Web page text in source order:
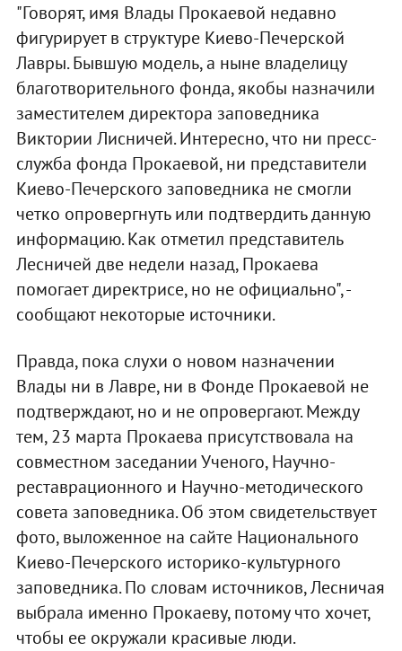
"Говорят, имя Влады Прокаевой недавно
фигурирует в структуре Киево-Печерской
Лавры. Бывшую модель, а ныне владелицу
благотворительного фонда, якобы назначили
заместителем директора заповедника
Виктории Лисничей. Интересно, что ни пресс-
служба фонда Прокаевой, ни представители
Киево-Печерского заповедника не смогли
четко опровергнуть или подтвердить данную
информацию. Как отметил представитель
Лесничей две недели назад, Прокаева
помогает директрисе, но не официально", -
сообщают некоторые источники.
Правда, пока слухи о новом назначении
Влады ни в Лавре, ни в Фонде Прокаевой не
подтверждают, но и не опровергают. Между
тем, 23 марта Прокаева присутствовала на
совместном заседании Ученого, Научно-
реставрационного и Научно-методического
совета заповедника. Об этом свидетельствует
фото, выложенное на сайте Национального
Киево-Печерского историко-культурного
заповедника. По словам источников, Лесничая
выбрала именно Прокаеву, потому что хочет,
чтобы ее окружали красивые люди.